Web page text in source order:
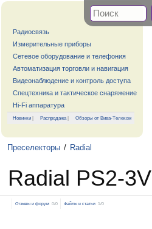
Радиосвязь
Измерительные приборы
Сетевое оборудование и телефония
Автоматизация торговли и навигация
Видеонаблюдение и контроль доступа
Спецтехника и тактическое снаряжение
Hi-Fi аппаратура
Новинки | Распродажа| Обзоры от Вива-Телеком
Преселекторы / Radial
Radial PS2-3V
Отзывы и форум 0/0 Файлы и статьи 1/0